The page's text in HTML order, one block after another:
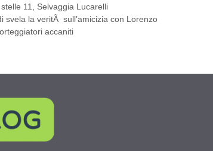
11
Selvaggia Lucarelli
svela la veritÃ sull’amicizia con Lorenzo
accaniti